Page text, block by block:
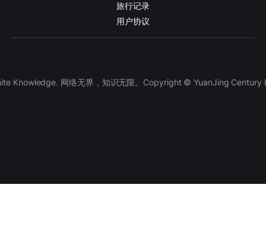
旅行记录
用户协议
Knowledge. 网络无界，知识无限。Copyright © YuanJing Century